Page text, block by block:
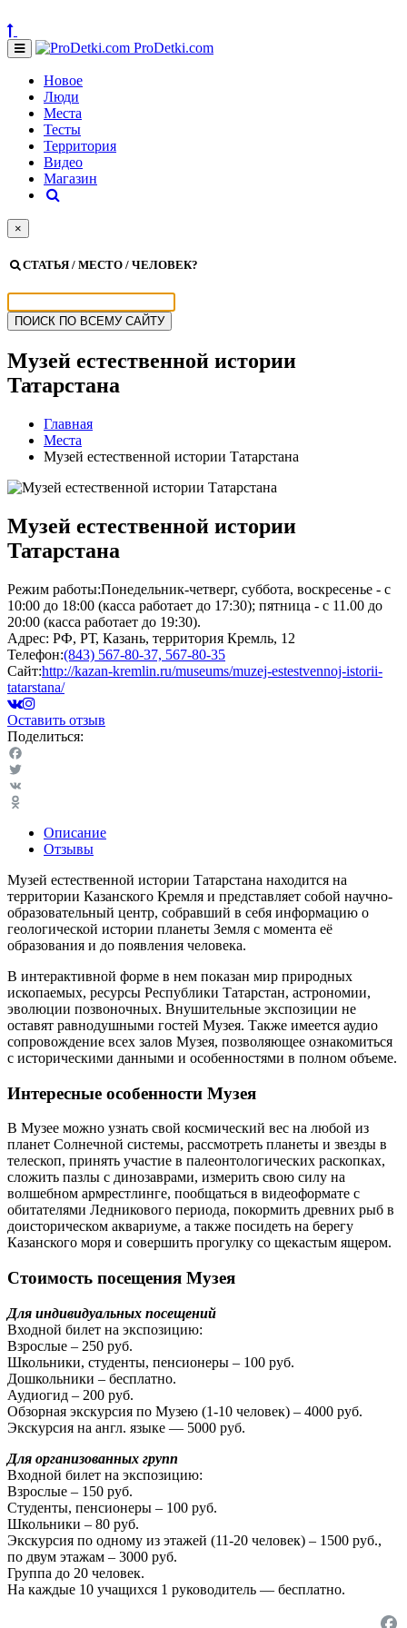
ProDetki.com
Новое
Люди
Места
Тесты
Территория
Видео
Магазин
×
СТАТЬЯ / МЕСТО / ЧЕЛОВЕК?
Музей естественной истории
Татарстана
Главная
Места
Музей естественной истории Татарстана
Музей естественной истории
Татарстана
Режим работы:Понедельник-четверг, суббота, воскресенье - с
10:00 до 18:00 (касса работает до 17:30); пятница - с 11.00 до
20:00 (касса работает до 19:30).
Адрес: РФ, РТ, Казань, территория Кремль, 12
Телефон:(843) 567-80-37, 567-80-35
Сайт:http://kazan-kremlin.ru/museums/muzej-estestvennoj-istorii-
tatarstana/
Оставить отзыв
Поделиться:
Facebook
Twitter
VK
Описание
Отзывы
Музей естественной истории Татарстана находится на
территории Казанского Кремля и представляет собой научно-
образовательный центр, собравший в себя информацию о
геологической истории планеты Земля с момента её
образования и до появления человека.
В интерактивной форме в нем показан мир природных
ископаемых, ресурсы Республики Татарстан, астрономии,
эволюции позвоночных. Внушительные экспозиции не
оставят равнодушными гостей Музея. Также имеется аудио
сопровождение всех залов Музея, позволяющее ознакомиться
с историческими данными и особенностями в полном объеме.
Интересные особенности Музея
В Музее можно узнать свой космический вес на любой из
планет Солнечной системы, рассмотреть планеты и звезды в
телескоп, принять участие в палеонтологических раскопках,
сложить пазлы с динозаврами, измерить свою силу на
волшебном армрестлинге, пообщаться в видеоформате с
обитателями Ледникового периода, покормить древних рыб в
доисторическом аквариуме, а также посидеть на берегу
Казанского моря и совершить прогулку со щекастым ящером.
Стоимость посещения Музея
Для индивидуальных посещений
Входной билет на экспозицию:
Взрослые – 250 руб.
Школьники, студенты, пенсионеры – 100 руб.
Дошкольники – бесплатно.
Аудиогид – 200 руб.
Обзорная экскурсия по Музею (1-10 человек) – 4000 руб.
Экскурсия на англ. языке — 5000 руб.
Для организованных групп
Входной билет на экспозицию:
Взрослые – 150 руб.
Студенты, пенсионеры – 100 руб.
Школьники – 80 руб.
Экскурсия по одному из этажей (11-20 человек) – 1500 руб.,
по двум этажам – 3000 руб.
Группа до 20 человек.
На каждые 10 учащихся 1 руководитель — бесплатно.